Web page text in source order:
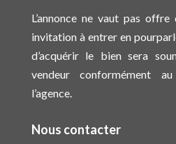
L’annonce ne vaut pas
invitation à entrer en
d’acquérir le bien sera
vendeur conformément
l’agence.
Nous contacter